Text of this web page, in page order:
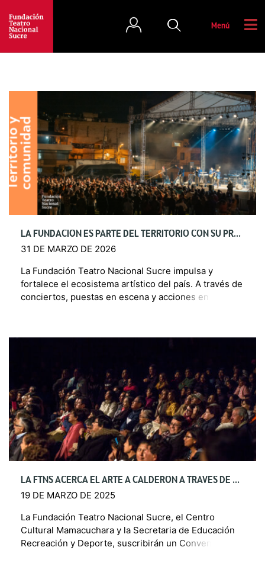
Menú
LA FUNDACIÓN ES PARTE DEL TERRITORIO CON SU PROGRAMACIÓN, CONOCE SU PROPUESTA MENSUAL AQUÍ
31 DE MARZO DE 2026
La Fundación Teatro Nacional Sucre impulsa y
fortalece el ecosistema artístico del país. A través de
conciertos, puestas en escena y acciones en
LA FTNS ACERCA EL ARTE A CALDERÓN A TRAVÉS DE DIVERSAS ACTIVIDADES DE SUS ELENCOS, EN EL MARCO DE UN CONVENIO CON LA SECRETARÍA DE EDUCACIÓN, RECREACIÓN Y DEPORTE
19 DE MARZO DE 2025
La Fundación Teatro Nacional Sucre, el Centro
Cultural Mamacuchara y la Secretaria de Educación
Recreación y Deporte, suscribirán un Convenio de